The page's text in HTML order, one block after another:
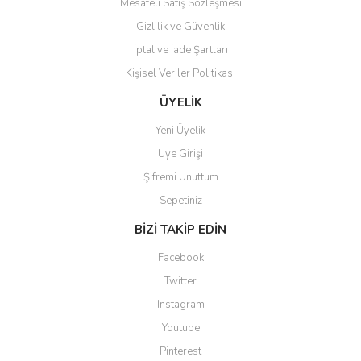
Mesafeli Satış Sözleşmesi
Gizlilik ve Güvenlik
İptal ve İade Şartları
Kişisel Veriler Politikası
ÜYELİK
Yeni Üyelik
Üye Girişi
Şifremi Unuttum
Sepetiniz
BİZİ TAKİP EDİN
Facebook
Twitter
Instagram
Youtube
Pinterest